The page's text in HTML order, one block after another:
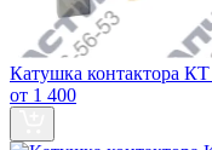
Катушка контактора
от 1 400